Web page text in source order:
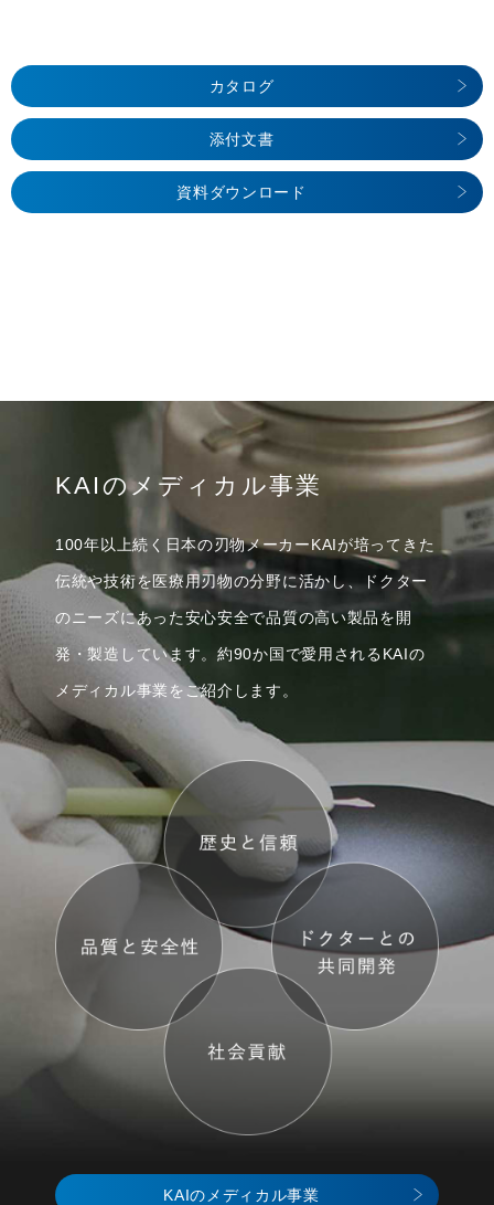
カタログ
添付文書
資料ダウンロード
KAIのメディカル事業
100年以上続く日本の刃物メーカーKAIが培ってきた
伝統や技術を医療用刃物の分野に活かし、ドクター
のニーズにあった安心安全で品質の高い製品を開
発・製造しています。 約90か国で愛用されるKAIの
メディカル事業をご紹介します。
KAIのメディカル事業